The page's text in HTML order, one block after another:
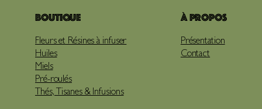
Boutique
Fleurs et Résines à infuser
Huiles
Miels
Pré-roulés
Thés, Tisanes & Infusions
À propos
Présentation
Contact